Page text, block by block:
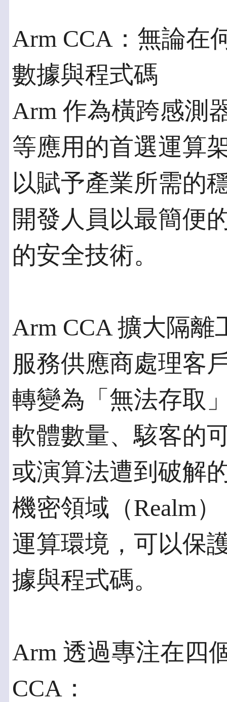
Arm CCA：無論在
數據與程式碼
Arm 作為橫跨感測
等應用的首選運算
以賦予產業所需的
開發人員以最簡便
的安全技術。
Arm CCA 擴大隔
服務供應商處理客
轉變為「無法存取
軟體數量、駭客的
或演算法遭到破解
機密領域（Realm
運算環境，可以保
據與程式碼。
Arm 透過專注在四
CCA：